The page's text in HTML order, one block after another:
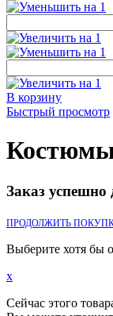
В корзину
Быстрый просмотр
Заказ успешно
ПРОДОЛЖИТЬ
Выберите хотя бы
x
Сейчас этого